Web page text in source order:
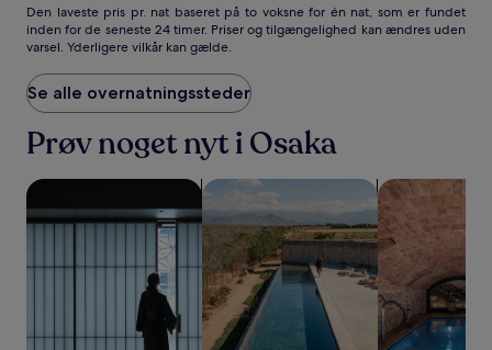
Den
laveste
pris
pr.
nat
baseret
på
to
for
én
nat,
er
Den laveste pris pr. nat baseret på to voksne for én nat, som er fundet
inden for de seneste 24 timer. Priser og tilgængelighed kan ændres uden
varsel. Yderligere vilkår kan gælde.
Se alle overnatningssteder
Prøv noget nyt i Osaka
Søg efter ryokaner Søg efter overnatningssteder med
Søg efter